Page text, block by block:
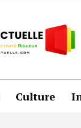
Culture